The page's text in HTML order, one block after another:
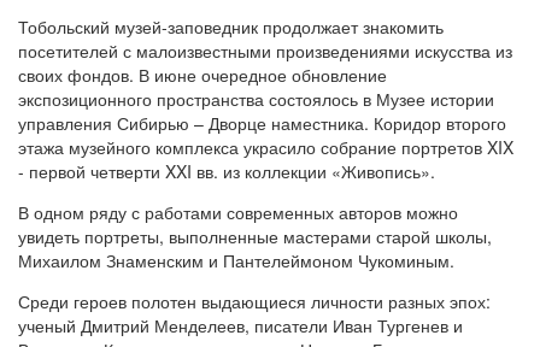
Тобольский музей-заповедник продолжает знакомить
посетителей с малоизвестными произведениями искусства из
своих фондов. В июне очередное обновление
экспозиционного пространства состоялось в Музее истории
управления Сибирью – Дворце наместника. Коридор второго
этажа музейного комплекса украсило собрание портретов XIX
- первой четверти XXI вв. из коллекции «Живопись».
В одном ряду с работами современных авторов можно
увидеть портреты, выполненные мастерами старой школы,
Михаилом Знаменским и Пантелеймоном Чукоминым.
Среди героев полотен выдающиеся личности разных эпох:
ученый Дмитрий Менделеев, писатели Иван Тургенев и